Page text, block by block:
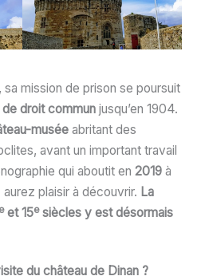
sa mission de prison se poursuit
droit commun jusqu’en 1904.
muséeabritant des
avant un important travail
qui aboutit en 2019 à
aurez plaisir à découvrir. La
eet 15esiècles y est désormais
du château de Dinan ?